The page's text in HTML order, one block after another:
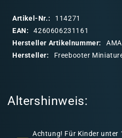
b
n
Artikel-Nr.:
114271
EAN:
4260606231161
Hersteller Artikelnummer:
Hersteller:
Freebooter
Altershinweis:
Achtung! Für Kinder unter